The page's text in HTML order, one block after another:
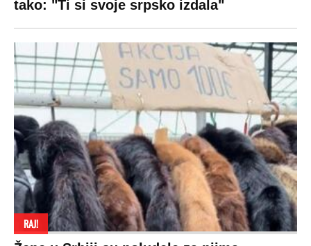
tako: "Ti si svoje srpsko izdala"
RAJ!